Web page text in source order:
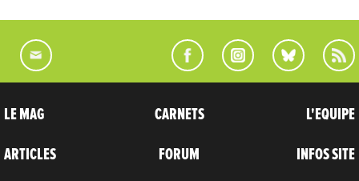
LE MAG
ARTICLES
CARNETS
FORUM
L'EQUIPE
INFOS SITE